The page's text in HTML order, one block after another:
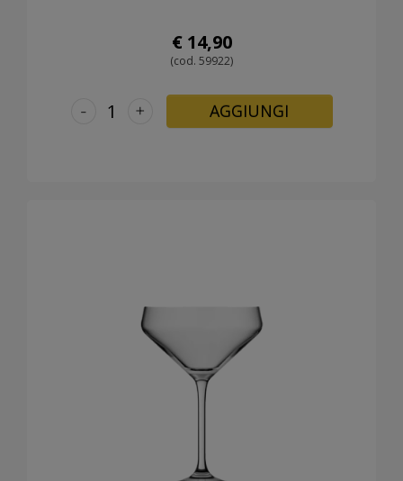
€ 14,90
(cod. 59922)
+
- AGGIUNGI